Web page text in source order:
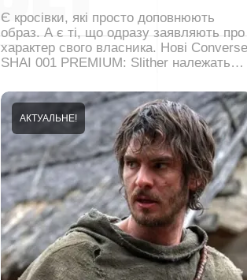
Є кросівки, які просто доповнюють
образ. А є ті, що одразу заявляють про
характер свого власника. Нові Converse
SHAI 001 PREMIUM: Slither належать…
АКТУАЛЬНЕ!